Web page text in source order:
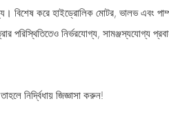
বিশেষ করে হাইড্রোলিক মোটর, ভালভ এবং
নির্ভরযোগ্য, সামঞ্জস্যযোগ্য
নির্দ্বিধায় জিজ্ঞাসা করুন!